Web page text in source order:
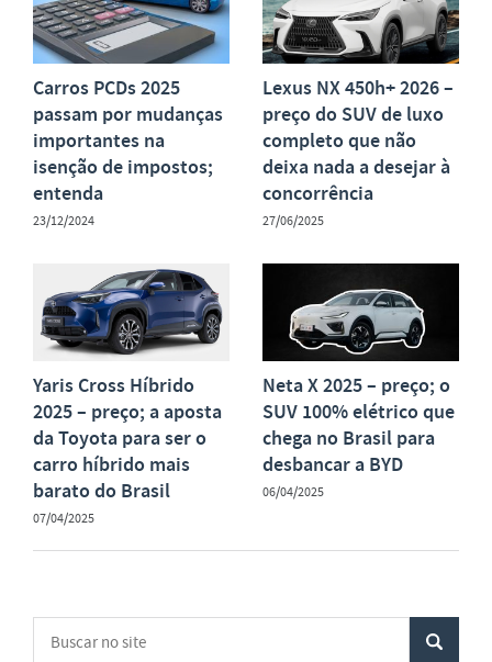
Carros PCDs 2025
passam por mudanças
importantes na
isenção de impostos;
entenda
23/12/2024
Lexus NX 450h+ 2026 –
preço do SUV de luxo
completo que não
deixa nada a desejar à
concorrência
27/06/2025
Yaris Cross Híbrido
2025 – preço; a aposta
da Toyota para ser o
carro híbrido mais
barato do Brasil
07/04/2025
Neta X 2025 – preço; o
SUV 100% elétrico que
chega no Brasil para
desbancar a BYD
06/04/2025